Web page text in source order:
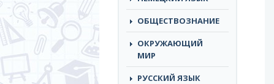
ОБЩЕСТВОЗНАНИЕ
ОКРУЖАЮЩИЙ
МИР
РУССКИЙ ЯЗЫК